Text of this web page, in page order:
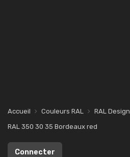
Accueil Couleurs RAL RAL Design
RAL 350 30 35 Bordeaux red
Connecter